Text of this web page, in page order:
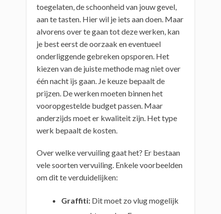
toegelaten, de schoonheid van jouw gevel,
aan te tasten. Hier wil je iets aan doen. Maar
alvorens over te gaan tot deze werken, kan
je best eerst de oorzaak en eventueel
onderliggende gebreken opsporen. Het
kiezen van de juiste methode mag niet over
één nacht ijs gaan. Je keuze bepaalt de
prijzen. De werken moeten binnen het
vooropgestelde budget passen. Maar
anderzijds moet er kwaliteit zijn. Het type
werk bepaalt de kosten.
Over welke vervuiling gaat het? Er bestaan
vele soorten vervuiling. Enkele voorbeelden
om dit te verduidelijken:
Graffiti: Dit moet zo vlug mogelijk